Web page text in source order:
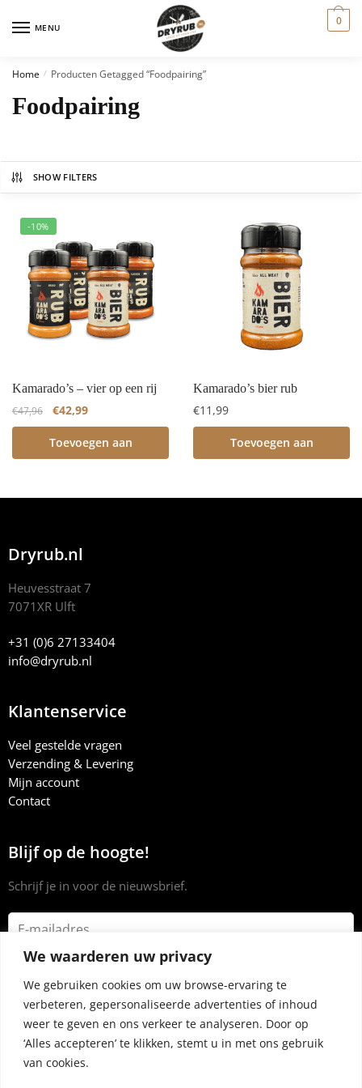
We waarderen uw privacy
We gebruiken cookies om uw browse-ervaring te
verbeteren, gepersonaliseerde advertenties of inhoud
weer te geven en ons verkeer te analyseren. Door op
‘Alles accepteren’ te klikken, stemt u in met ons gebruik
van cookies.
MENU 0
Home / Producten Getagged “foodpairing”
Foodpairing
SHOW FILTERS
-10%
Kamarado’s – vier op een rij
€47,96 €42,99
Toevoegen aan
Kamarado’s bier rub
€11,99
Toevoegen aan
Dryrub.nl
Heuvesstraat 7
7071XR Ulft
+31 (0)6 27133404
info@dryrub.nl
Klantenservice
Veel gestelde vragen
Verzending & Levering
Mijn account
Contact
Blijf op de hoogte!
Schrijf je in voor de nieuwsbrief.